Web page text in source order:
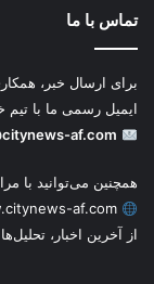
تماس با ما
برای ارسال خبر،
ایمیل رسمی ما با
af.com
همچنین می‌توانید با
af.com
از آخرین اخبار،